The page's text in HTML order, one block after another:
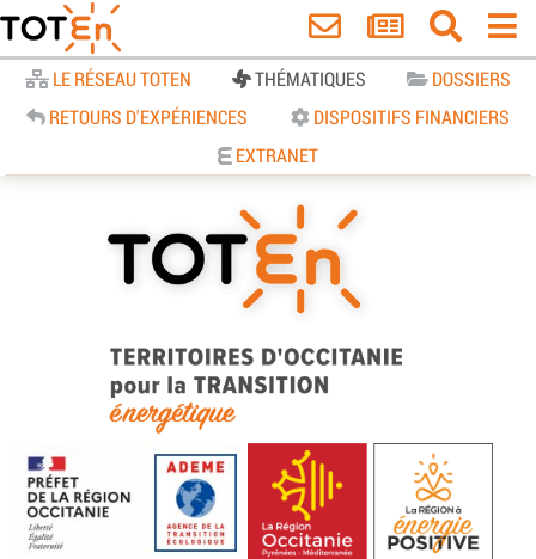
LE RÉSEAU TOTEN THÉMATIQUES
DOSSIERS
RETOURS D'EXPÉRIENCES
DISPOSITIFS FINANCIERS
EXTRANET
TOTEn Occitanie | Territoires
d’Occitanie pour la Transition
Energétique